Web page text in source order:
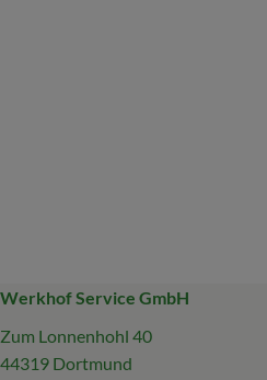
Werkhof Service GmbH
Zum Lonnenhohl 40
44319 Dortmund